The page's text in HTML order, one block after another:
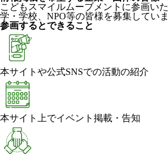
こどもスマイルムーブメントに参画い
学・学校、NPO等の皆様を募集していま
参画するとできること
本サイトや公式SNSでの活動の紹介
本サイト上でイベント掲載・告知